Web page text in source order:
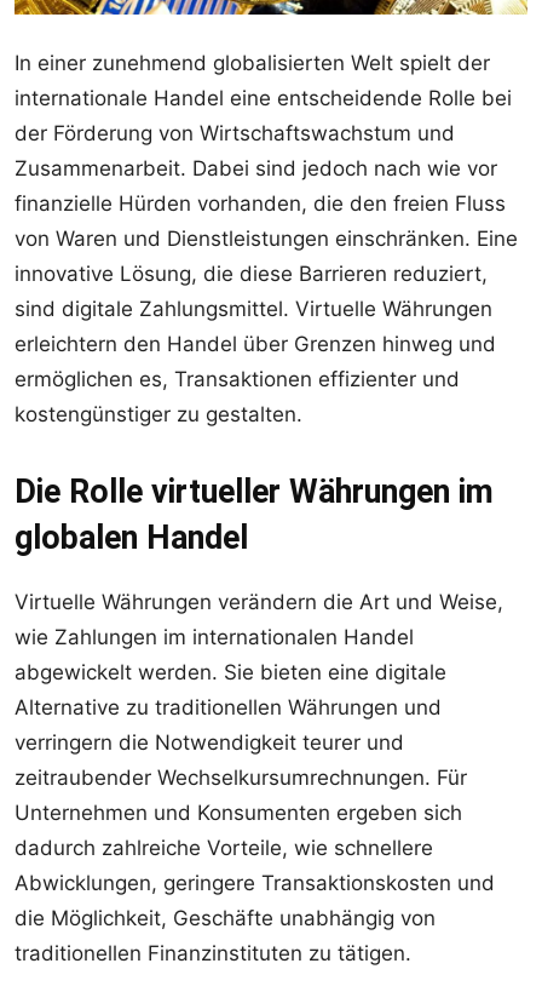
In einer zunehmend globalisierten Welt spielt der
internationale Handel eine entscheidende Rolle bei
der Förderung von Wirtschaftswachstum und
Zusammenarbeit. Dabei sind jedoch nach wie vor
finanzielle Hürden vorhanden, die den freien Fluss
von Waren und Dienstleistungen einschränken. Eine
innovative Lösung, die diese Barrieren reduziert,
sind digitale Zahlungsmittel. Virtuelle Währungen
erleichtern den Handel über Grenzen hinweg und
ermöglichen es, Transaktionen effizienter und
kostengünstiger zu gestalten.
Die Rolle virtueller Währungen im
globalen Handel
Virtuelle Währungen verändern die Art und Weise,
wie Zahlungen im internationalen Handel
abgewickelt werden. Sie bieten eine digitale
Alternative zu traditionellen Währungen und
verringern die Notwendigkeit teurer und
zeitraubender Wechselkursumrechnungen. Für
Unternehmen und Konsumenten ergeben sich
dadurch zahlreiche Vorteile, wie schnellere
Abwicklungen, geringere Transaktionskosten und
die Möglichkeit, Geschäfte unabhängig von
traditionellen Finanzinstituten zu tätigen.